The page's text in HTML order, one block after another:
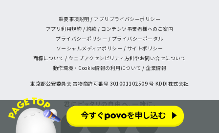
重要事項説明 / アプリプライバシーポリシー
アプリ利用規約 / 約款 / コンテンツ事業者様へのご案内
プライバシーポリシー / プライバシーポータル
ソーシャルメディアポリシー / サイトポリシー
商標について / ウェブアクセシビリティ方針やお問い合せについて
動作環境・Cookie情報の利用について /企業情報
東京都公安委員会 古物商許可番号 301001102509 号 KDDI株式会社